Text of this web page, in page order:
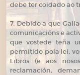
debe ter coidado ao
7. Debido a que
comunicacións e
que vostede teña
permitido pola lei,
Libros (e aos
reclamación,